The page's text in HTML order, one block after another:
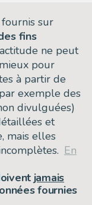
sur
fins
ne peut
pour
à partir de
exemple des
divulguées)
et
mais elles
En
jamais
fournies